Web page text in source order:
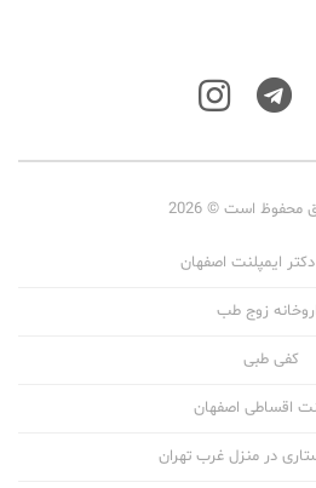
است © 2026
ایمپلنت اصفهان
زوج طب
کفی طبی
اقساطی اصفهان
در منزل غرب تهران